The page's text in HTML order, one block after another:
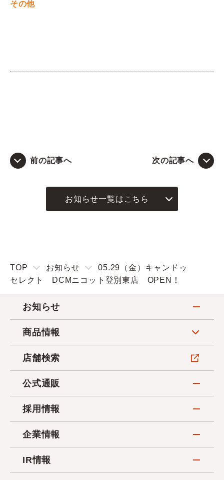
その他
前の記事へ 次の記事へ
お知らせ一覧はこちら
TOP お知らせ
05.29（金）キャンドゥ
セレクト DCMニコット登別東店 OPEN！
お知らせ
商品情報
店舗検索
公式通販
採用情報
企業情報
IR情報